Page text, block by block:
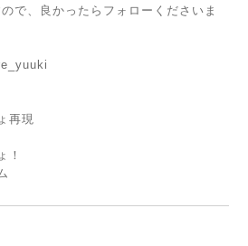
で、良かったらフォローくださいま
再現
！